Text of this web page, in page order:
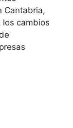
Cantabria,
los cambios